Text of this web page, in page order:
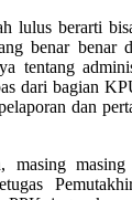
lulus berarti
benar benar
tentang
dari bagian
dan
masing